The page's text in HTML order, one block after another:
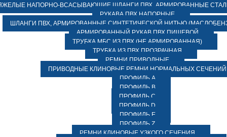
НАПОРНО-ВСАСЫВАЮЩИЕ ШЛАНГИ ПВХ, АРМИРОВАННЫЕ
РУКАВА ПВХ НАПОРНЫЕ
ШЛАНГИ ПВХ, АРМИРОВАННЫЕ СИНТЕТИЧЕСКОЙ НИТЬЮ
АРМИРОВАННЫЙ РУКАВ ПВХ ПИЩЕВОЙ
ТРУБКА МБС ИЗ ПВХ (НЕ АРМИРОВАННАЯ)
ТРУБКА ИЗ ПВХ ПРОЗРАЧНАЯ
РЕМНИ ПРИВОДНЫЕ
ПРИВОДНЫЕ КЛИНОВЫЕ РЕМНИ НОРМАЛЬНЫХ СЕЧЕНИЙ
ПРОФИЛЬ A
ПРОФИЛЬ B
ПРОФИЛЬ C
ПРОФИЛЬ D
ПРОФИЛЬ E
ПРОФИЛЬ Z
РЕМНИ КЛИНОВЫЕ УЗКОГО СЕЧЕНИЯ